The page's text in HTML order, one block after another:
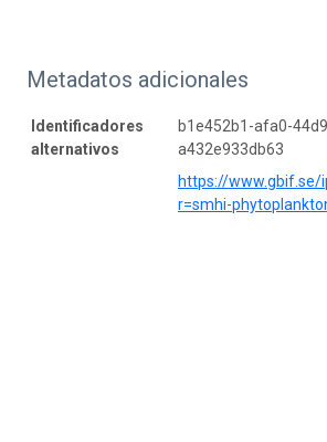
Metadatos adicionales
Identificadores
alternativos
b1e452b1-afa0-
a432e933db63
https://www.gbif.se/
r=smhi-